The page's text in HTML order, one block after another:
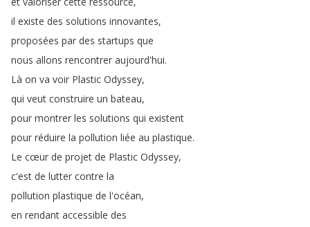
il existe des solutions innovantes,
proposées par des startups que
nous allons rencontrer aujourd'hui.
Là on va voir Plastic Odyssey,
qui veut construire un bateau,
pour montrer les solutions qui existent
pour réduire la pollution liée au plastique.
Le cœur de projet de Plastic Odyssey,
c'est de lutter contre la
pollution plastique de l'océan,
en rendant accessible des